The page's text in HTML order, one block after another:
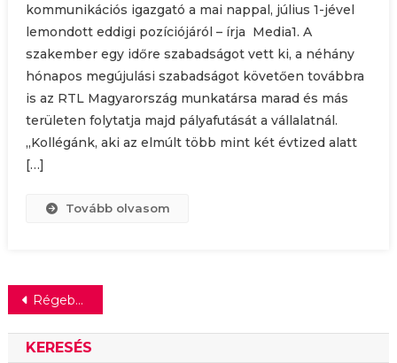
kommunikációs igazgató a mai nappal, július 1-jével
lemondott eddigi pozíciójáról – írja Media1. A
szakember egy időre szabadságot vett ki, a néhány
hónapos megújulási szabadságot követően továbbra
is az RTL Magyarország munkatársa marad és más
területen folytatja majd pályafutását a vállalatnál.
„Kollégánk, aki az elmúlt több mint két évtized alatt
[…]
Tovább olvasom
Bejegyzés
navigáció
Régebbi bejegyzések
KERESÉS